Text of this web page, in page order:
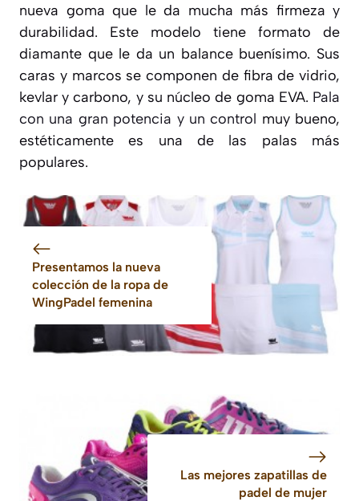
nueva goma que le da mucha más firmeza y
durabilidad. Este modelo tiene formato de
diamante que le da un balance buenísimo. Sus
caras y marcos se componen de fibra de vidrio,
kevlar y carbono, y su núcleo de goma EVA. Pala
con una gran potencia y un control muy bueno,
estéticamente es una de las palas más
populares.
Presentamos la nueva
colección de la ropa de
WingPadel femenina
Las mejores zapatillas de
padel de mujer